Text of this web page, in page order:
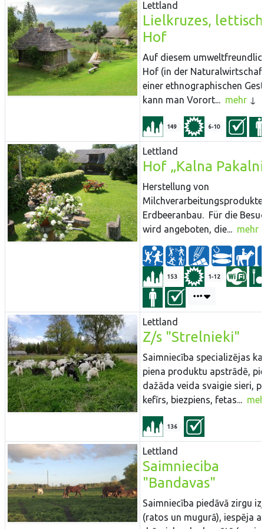
Lettland
Lielkruzes,
Hof
Auf diesem
Hof (in der
einer ethnographischen
kann man Vorort... mehr
149 6-10
Lettland
Hof „Kalna
Herstellung von
Erdbeeranbau. Für die
wird angeboten, die... mehr
153 1-12
Lettland
Z/s "Strelnieki"
Saimniecība specializējas
piena produktu apstrādē,
dažāda veida svaigie sieri,
kefīrs, biezpiens, fetas...
136
Lettland
Saimnieciba
"Bandavas"
Saimniecība piedāvā zirgu
(ratos un mugurā), iespēja